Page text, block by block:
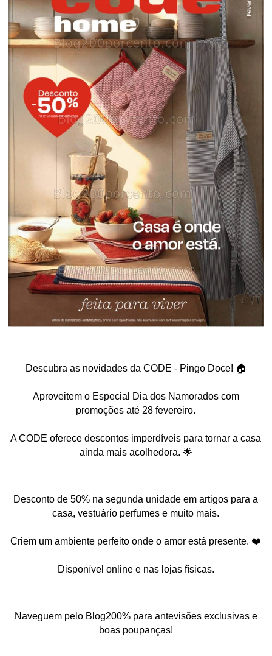
Descubra as novidades da CODE - Pingo Doce! 🏠
Aproveitem o Especial Dia dos Namorados com
promoções até 28 fevereiro.
A CODE oferece descontos imperdíveis para tornar a casa
ainda mais acolhedora. 🌟
Desconto de 50% na segunda unidade em artigos para a
casa, vestuário perfumes e muito mais.
Criem um ambiente perfeito onde o amor está presente. ❤️
Disponível online e nas lojas físicas.
Naveguem pelo Blog200% para antevisões exclusivas e
boas poupanças!